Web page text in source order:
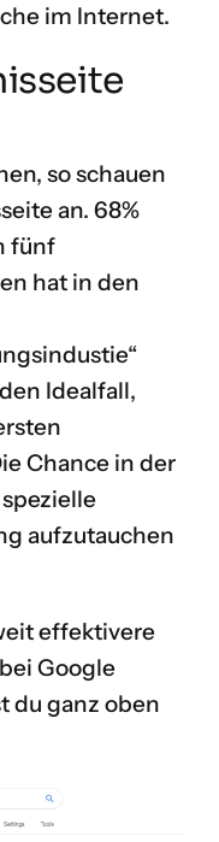
im Internet.
so schauen
an. 68%
fünf
hat in den
Idealfall,
Chance in der
aufzutauchen
effektivere
Google
du ganz oben